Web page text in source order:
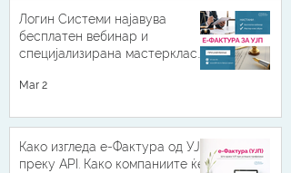
Логин Системи најавува
бесплатен вебинар и
специјализирана мастерклас
Mar 2
Како изгледа е-Фактура од УЈП
преку API. Како компаниите ќе